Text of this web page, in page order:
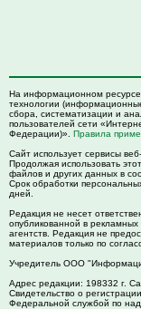
На информационном
технологии
сбора, систематизации и
пользователей сети
Федерации)». Правила
Сайт использует сервисы
Продолжая использовать
файлов и других данных в
Срок обработки
дней.
Редакция не несет
опубликованной в
агентств. Редакция не
материалов только по
Учредитель ООО
Адрес редакции: 198332 г.
Свидетельство о
Федеральной службой по